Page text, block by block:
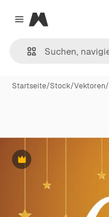
Close menu
Magnific
Startseite/Stock/Vektoren/
Premium